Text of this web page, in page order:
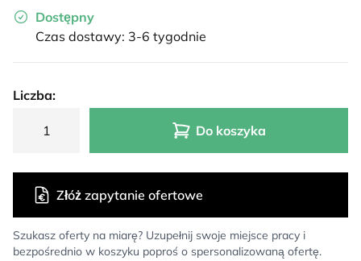
Dostępny
Czas dostawy: 3-6 tygodnie
Liczba:
Do koszyka
Szukasz oferty na miarę? Uzupełnij swoje miejsce pracy i
bezpośrednio w koszyku poproś o spersonalizowaną ofertę.
Złóż zapytanie ofertowe